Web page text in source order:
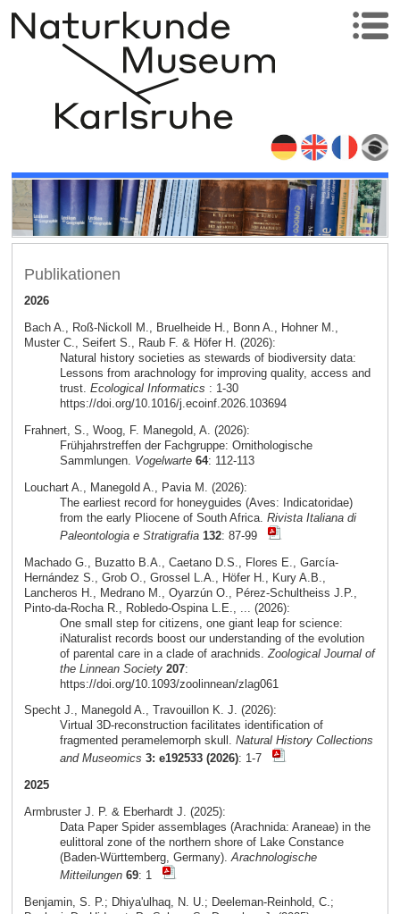
Publikationen
2026
Bach A., Roß-Nickoll M., Bruelheide H., Bonn A., Hohner M.,
Muster C., Seifert S., Raub F. & Höfer H. (2026):
Natural history societies as stewards of biodiversity data:
Lessons from arachnology for improving quality, access and
trust. Ecological Informatics : 1-30
https://doi.org/10.1016/j.ecoinf.2026.103694
Frahnert, S., Woog, F. Manegold, A. (2026):
Frühjahrstreffen der Fachgruppe: Ornithologische
Sammlungen. Vogelwarte 64: 112-113
Louchart A., Manegold A., Pavia M. (2026):
The earliest record for honeyguides (Aves: Indicatoridae)
from the early Pliocene of South Africa. Rivista Italiana di
Paleontologia e Stratigrafia 132: 87-99
Machado G., Buzatto B.A., Caetano D.S., Flores E., García-
Hernández S., Grob O., Grossel L.A., Höfer H., Kury A.B.,
Lancheros H., Medrano M., Oyarzún O., Pérez-Schultheiss J.P.,
Pinto-da-Rocha R., Robledo-Ospina L.E., ... (2026):
One small step for citizens, one giant leap for science:
iNaturalist records boost our understanding of the evolution
of parental care in a clade of arachnids. Zoological Journal of
the Linnean Society 207:
https://doi.org/10.1093/zoolinnean/zlag061
Specht J., Manegold A., Travouillon K. J. (2026):
Virtual 3D-reconstruction facilitates identification of
fragmented peramelemorph skull. Natural History Collections
and Museomics 3: e192533 (2026): 1-7
2025
Armbruster J. P. & Eberhardt J. (2025):
Data Paper Spider assemblages (Arachnida: Araneae) in the
eulittoral zone of the northern shore of Lake Constance
(Baden-Württemberg, Germany).Arachnologische
Mitteilungen 69: 1
Benjamin, S. P.; Dhiya'ulhaq, N. U.; Deeleman-Reinhold, C.;